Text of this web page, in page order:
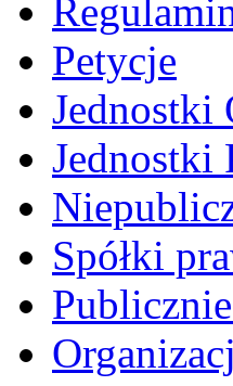
Petycje
Jednostki
Jednostki
Spółki